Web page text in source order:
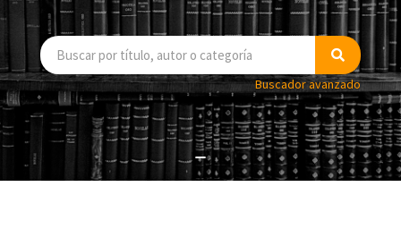
Buscador avanzado